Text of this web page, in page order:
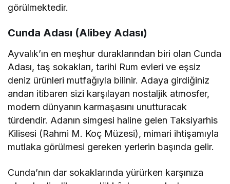
görülmektedir.
Cunda Adası (Alibey Adası)
Ayvalık’ın en meşhur duraklarından biri olan Cunda
Adası, taş sokakları, tarihi Rum evleri ve eşsiz
deniz ürünleri mutfağıyla bilinir. Adaya girdiğiniz
andan itibaren sizi karşılayan nostaljik atmosfer,
modern dünyanın karmaşasını unutturacak
türdendir. Adanın simgesi haline gelen Taksiyarhis
Kilisesi (Rahmi M. Koç Müzesi), mimari ihtişamıyla
mutlaka görülmesi gereken yerlerin başında gelir.
Cunda’nın dar sokaklarında yürürken karşınıza